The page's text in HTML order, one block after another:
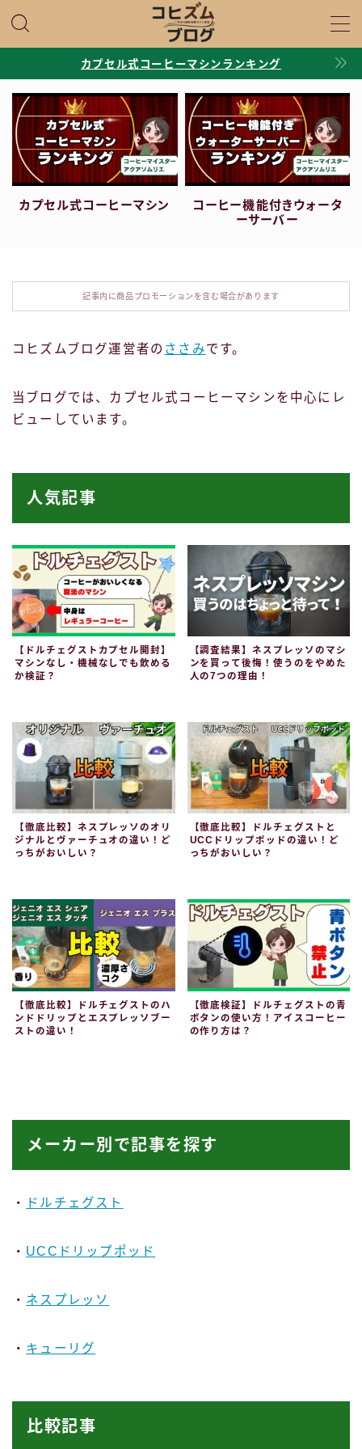
口コミ・評判
マシン比較
Q＆A・基礎知識
お問い合わせ
カプセル式コーヒーマシンランキング
カプセル式コーヒーマシン
コーヒー機能付きウォータ
ーサーバー
記事内に商品プロモーションを含む場合があります
コヒズムブログ運営者の ささみです。
当ブログでは、カプセル式コーヒーマシンを中心にレ
ビューしています。
人気記事
【ドルチェグストカプセル開封】
マシンなし・機械なしでも飲める
か検証？
【調査結果】ネスプレッソのマシ
ンを買って後悔！使うのをやめた
人の7つの理由！
【徹底比較】ネスプレッソのオリ
ジナルとヴァーチュオの違い！ど
っちがおいしい？
【徹底比較】ドルチェグストと
UCCドリップポッドの違い！ど
っちがおいしい？
【徹底比較】ドルチェグストのハ
ンドドリップとエスプレッソブー
ストの違い！
【徹底検証】ドルチェグストの青
ボタンの使い方！アイスコーヒー
の作り方は？
メーカー別で記事を探す
・ ドルチェグスト
・ UCCドリップポッド
・ ネスプレッソ
・ キューリグ
比較記事